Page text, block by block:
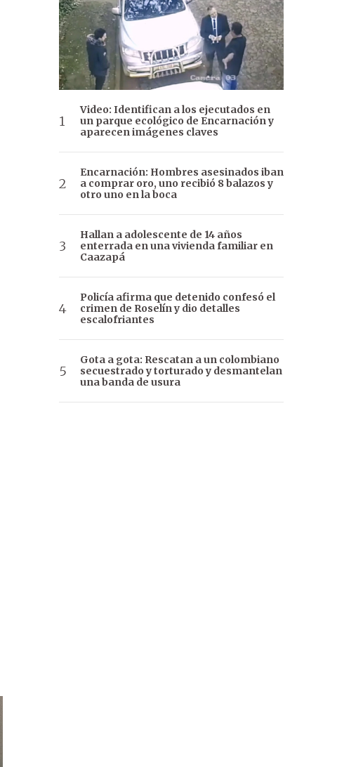
Video: Identifican a los ejecutados en
un parque ecológico de Encarnación y
aparecen imágenes claves
Encarnación: Hombres asesinados iban
a comprar oro, uno recibió 8 balazos y
otro uno en la boca
Hallan a adolescente de 14 años
enterrada en una vivienda familiar en
Caazapá
Policía afirma que detenido confesó el
crimen de Roselín y dio detalles
escalofriantes
Gota a gota: Rescatan a un colombiano
secuestrado y torturado y desmantelan
una banda de usura